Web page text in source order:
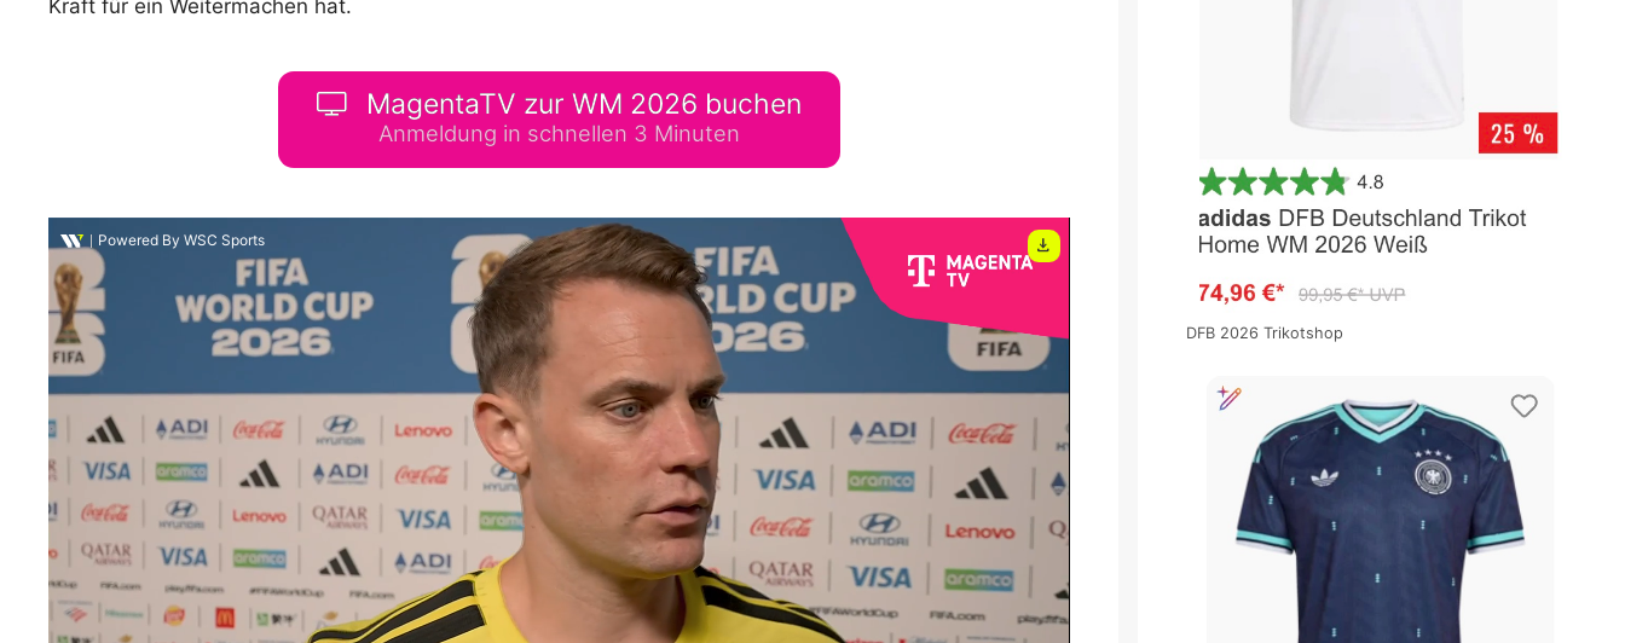
Kraft für ein Weitermachen hat.
MagentaTV zur WM 2026 buchen
Anmeldung in schnellen 3 Minuten
DFB 2026 Trikotshop